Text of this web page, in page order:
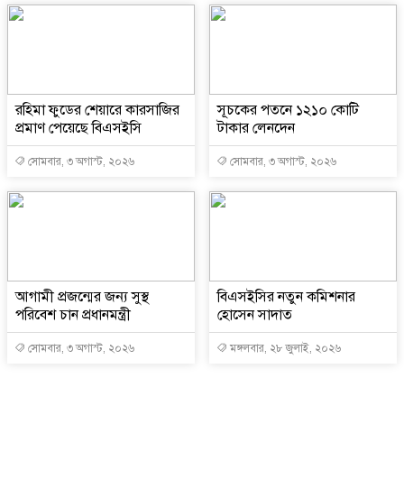
রহিমা ফুডের শেয়ারে কারসাজির
প্রমাণ পেয়েছে বিএসইসি
সোমবার, ৩ অগাস্ট, ২০২৬
সূচকের পতনে ১২১০ কোটি
টাকার লেনদেন
সোমবার, ৩ অগাস্ট, ২০২৬
আগামী প্রজন্মের জন্য সুস্থ
পরিবেশ চান প্রধানমন্ত্রী
সোমবার, ৩ অগাস্ট, ২০২৬
বিএসইসির নতুন কমিশনার
হোসেন সাদাত
মঙ্গলবার, ২৮ জুলাই, ২০২৬